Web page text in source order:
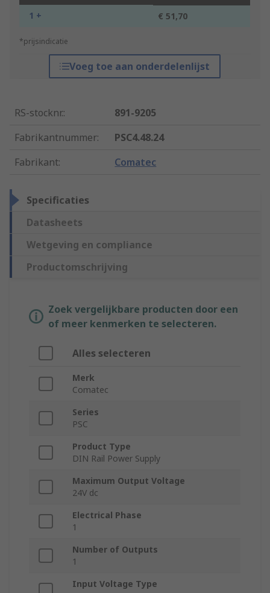
1 + € 51,70
*prijsindicatie
Voeg toe aan onderdelenlijst
RS-stocknr.:
891-9205
Fabrikantnummer:
PSC4.48.24
Fabrikant: Comatec
Specificaties
Datasheets
Wetgeving en compliance
Productomschrijving
Zoek vergelijkbare producten door een
of meer kenmerken te selecteren.
Alles selecteren
Merk
Comatec
Series
PSC
Product Type
DIN Rail Power Supply
Maximum Output Voltage
24V dc
Electrical Phase
1
Number of Outputs
1
Input Voltage Type